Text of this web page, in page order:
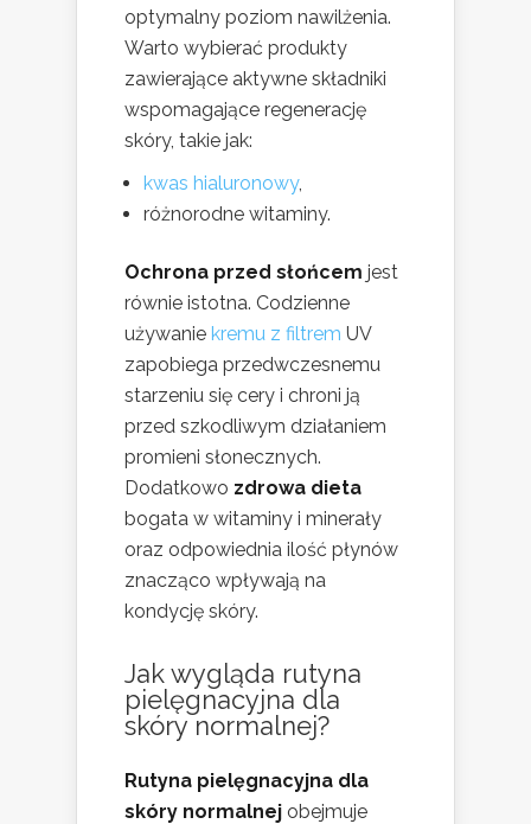
optymalny poziom nawilżenia.
Warto wybierać produkty
zawierające aktywne składniki
wspomagające regenerację
skóry, takie jak:
kwas hialuronowy,
różnorodne witaminy.
Ochrona przed słońcem jest
równie istotna. Codzienne
używanie kremu z filtrem UV
zapobiega przedwczesnemu
starzeniu się cery i chroni ją
przed szkodliwym działaniem
promieni słonecznych.
Dodatkowo zdrowa dieta
bogata w witaminy i minerały
oraz odpowiednia ilość płynów
znacząco wpływają na
kondycję skóry.
Jak wygląda rutyna
pielęgnacyjna dla
skóry normalnej?
Rutyna pielęgnacyjna dla
skóry normalnej obejmuje